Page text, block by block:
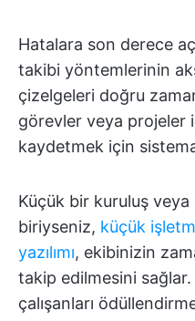
Hatalara son derece
takibi yöntemlerinin
çizelgeleri doğru
görevler veya projeler
kaydetmek için
Küçük bir kuruluş veya
biriyseniz, küçük
yazılımı, ekibinizin
takip edilmesini sağlar.
çalışanları